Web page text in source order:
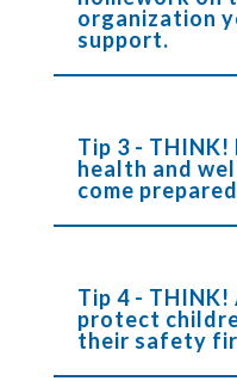
organization
support.
Tip 3 -
health and
come
Tip 4 - THINK!
protect
their safety